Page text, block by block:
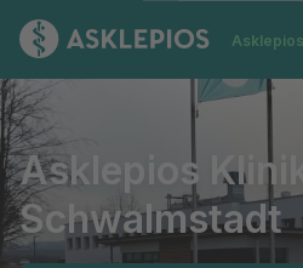
Zur
Asklepios Klinikum Schwalmstadt
Asklepios
Schwalmstadt